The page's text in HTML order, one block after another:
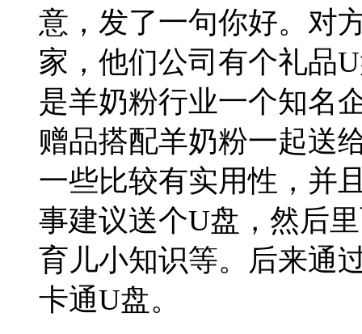
意，发了一句你好。对
家，他们公司有个礼品
是羊奶粉行业一个知名
赠品搭配羊奶粉一起送
一些比较有实用性，并
事建议送个U盘，然后
育儿小知识等。后来通
卡通U盘。